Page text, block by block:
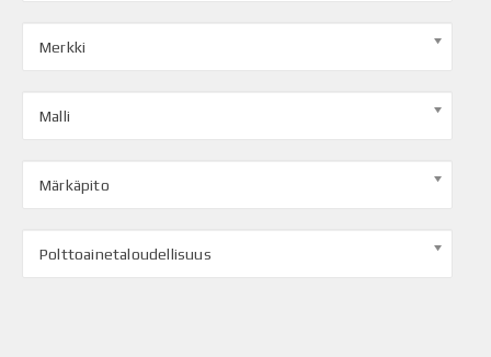
Merkki
Malli
Märkäpito
Polttoainetaloudellisuus